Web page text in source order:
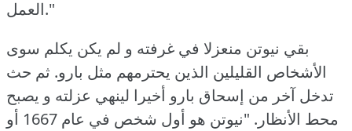
العمل."
بقي نيوتن منعزلا في غرفته و لم يكن يكلم سوى
الأشخاص القليلين الذين يحترمهم مثل بارو. ثم حث
تدخل آخر من إسحاق بارو أخيرا لينهي عزلته و يصبح
محط الأنظار.
"نيوتن هو أول شخص في عام 1667 أو